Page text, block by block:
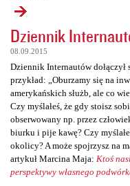
Dziennik
08.09.2015
Dziennik Internautów dołączył
przykład: „Oburzamy się na
amerykańskich służb, ale co
Czy myślałeś, że gdy stoisz
obserwowany np. przez
biurku i pije kawę? Czy
okolicy? A może spojrzysz na
artykuł Marcina Maja: Ktoś
perspektywy własnego